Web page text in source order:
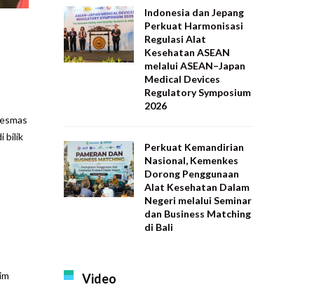
bilik
Indonesia dan Jepang
Perkuat Harmonisasi
Regulasi Alat
Kesehatan ASEAN
melalui ASEAN–Japan
Medical Devices
Regulatory Symposium
2026
Perkuat Kemandirian
Nasional, Kemenkes
Dorong Penggunaan
Alat Kesehatan Dalam
Negeri melalui Seminar
dan Business Matching
di Bali
Video